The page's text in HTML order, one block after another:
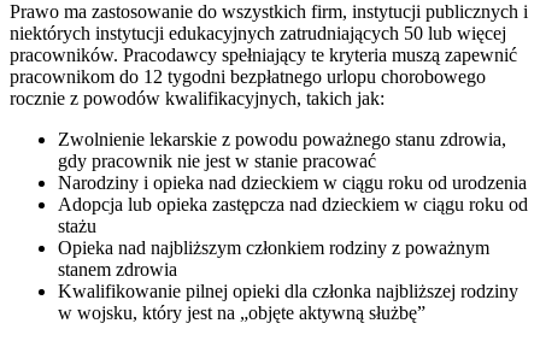
Prawo ma zastosowanie do wszystkich firm, instytucji publicznych i
niektórych instytucji edukacyjnych zatrudniających 50 lub więcej
pracowników. Pracodawcy spełniający te kryteria muszą zapewnić
pracownikom do 12 tygodni bezpłatnego urlopu chorobowego
rocznie z powodów kwalifikacyjnych, takich jak:
Zwolnienie lekarskie z powodu poważnego stanu zdrowia,
gdy pracownik nie jest w stanie pracować
Narodziny i opieka nad dzieckiem w ciągu roku od urodzenia
Adopcja lub opieka zastępcza nad dzieckiem w ciągu roku od
stażu
Opieka nad najbliższym członkiem rodziny z poważnym
stanem zdrowia
Kwalifikowanie pilnej opieki dla członka najbliższej rodziny
w wojsku, który jest na „objęte aktywną służbę”